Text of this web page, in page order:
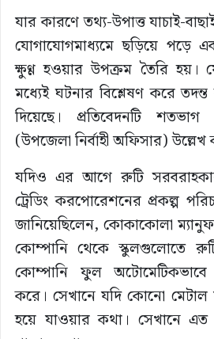
যার কারণে তথ্য-উপাত্ত যাচাই-
যোগাযোগমাধ্যমে ছড়িয়ে পড়ে
ক্ষুণ্ণ হওয়ার উপক্রম তৈরি হয়।
মধ্যেই ঘটনার বিশ্লেষণ করে
দিয়েছে। প্রতিবেদনটি
(উপজেলা নির্বাহী অফিসার)
যদিও এর আগে রুটি
ট্রেডিং করপোরেশনের প্রকল্প
জানিয়েছিলেন, কোকাকোলা
কোম্পানি থেকে স্কুলগুলোতে
কোম্পানি ফুল অটোমেটিকভাবে
করে। সেখানে যদি কোনো মেটাল
হয়ে যাওয়ার কথা। সেখানে